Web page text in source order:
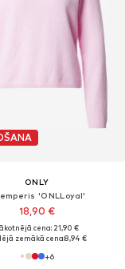
ONLY
'ONLLoyal'
18,90 €
cena: 21,90 €
zemākā cena:8,94 €
+6